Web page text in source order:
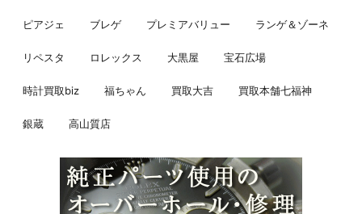
ピアジェ ブレゲ プレミアバリュー ランゲ＆ゾーネ
リペスタ ロレックス 大黒屋 宝石広場
時計買取biz 福ちゃん 買取大吉 買取本舗七福神
銀蔵 高山質店